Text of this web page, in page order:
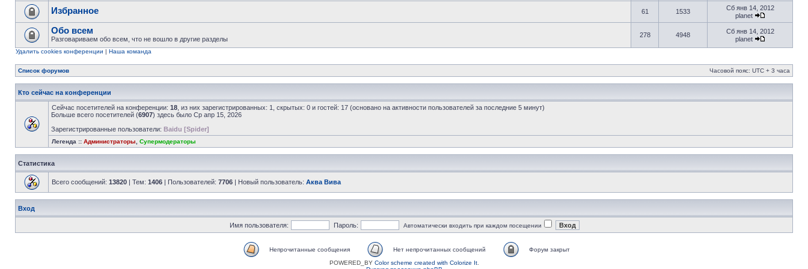
Избранное 61 1533
Сб янв 14, 2012
planet
Обо всем
Разговариваем обо всем, что не вошло в другие разделы
278 4948
Сб янв 14, 2012
planet
Удалить cookies конференции | Наша команда
Список форумов Часовой пояс: UTC + 3 часа
Кто сейчас на конференции
Сейчас посетителей на конференции: 18 , из них зарегистрированных: 1, скрытых: 0 и гостей: 17 (основано на активности пользователей за последние 5 минут)
Больше всего посетителей (6907) здесь было Ср апр 15, 2026
Зарегистрированные пользователи: Baidu [Spider]
Легенда :: Администраторы Супермодераторы
Статистика
Всего сообщений: 13820 | Тем: 1406 | Пользователей: 7706 | Новый пользователь: Аква Вива
Вход
Имя пользователя: Пароль: Автоматически входить при каждом посещении
Непрочитанные сообщения Нет непрочитанных сообщений
Форум закрыт
POWERED_BY Color scheme created with Colorize It.